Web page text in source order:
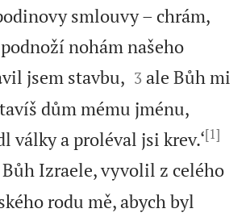
smlouvy – chrám,
nohám našeho
jsem stavbu, 

3 ale Bůh mi
dům mému jménu,
války a proléval jsi krev.‘[1]
Izraele, vyvolil z celého
rodu mě, abych byl